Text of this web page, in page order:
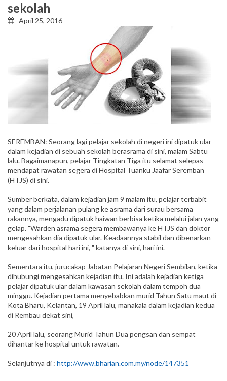
sekolah
April 25, 2016
SEREMBAN: Seorang lagi pelajar sekolah di negeri ini dipatuk ular
dalam kejadian di sebuah sekolah berasrama di sini, malam Sabtu
lalu. Bagaimanapun, pelajar Tingkatan Tiga itu selamat selepas
mendapat rawatan segera di Hospital Tuanku Jaafar Seremban
(HTJS) di sini.
Sumber berkata, dalam kejadian jam 9 malam itu, pelajar terbabit
yang dalam perjalanan pulang ke asrama dari surau bersama
rakannya, mengadu dipatuk haiwan berbisa ketika melalui jalan yang
gelap. "Warden asrama segera membawanya ke HTJS dan doktor
mengesahkan dia dipatuk ular. Keadaannya stabil dan dibenarkan
keluar dari hospital hari ini, " katanya di sini, hari ini.
Sementara itu, jurucakap Jabatan Pelajaran Negeri Sembilan, ketika
dihubungi mengesahkan kejadian itu. Ini adalah kejadian ketiga
pelajar dipatuk ular dalam kawasan sekolah dalam tempoh dua
minggu. Kejadian pertama menyebabkan murid Tahun Satu maut di
Kota Bharu, Kelantan, 19 April lalu, manakala dalam kejadian kedua
di Rembau dekat sini,
20 April lalu, seorang Murid Tahun Dua pengsan dan sempat
dihantar ke hospital untuk rawatan.
Selanjutnya di : http://www.bharian.com.my/node/147351